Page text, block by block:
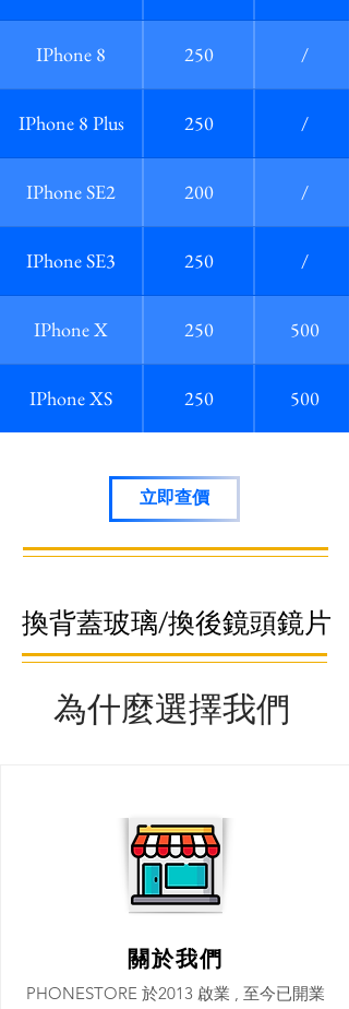
IPhone 8 250 /
IPhone 8 Plus 250 /
IPhone SE2 200 /
IPhone SE3 250 /
IPhone X 250 500
IPhone XS 250 500
立即查價
換背蓋玻璃/換後鏡頭鏡片
為什麼選擇我們
關於我們
PHONESTORE 於2013 啟業 , 至今已開業